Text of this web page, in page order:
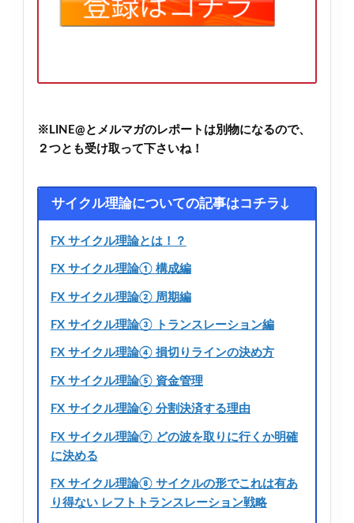
※LINE@とメルマガのレポートは別物になるので、
２つとも受け取って下さいね！
サイクル理論についての記事はコチラ↓
FX サイクル理論とは！？
FX サイクル理論① 構成編
FX サイクル理論② 周期編
FX サイクル理論③ トランスレーション編
FX サイクル理論④ 損切りラインの決め方
FX サイクル理論⑤ 資金管理
FX サイクル理論⑥ 分割決済する理由
FX サイクル理論⑦ どの波を取りに行くか明確
に決める
FX サイクル理論⑧ サイクルの形でこれは有あ
り得ない レフトトランスレーション戦略